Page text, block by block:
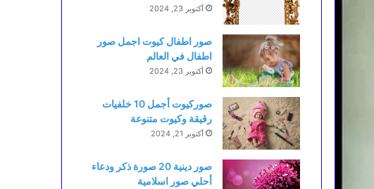
أكتوبر 23, 2024
صور اطفال كيوت اجمل صور
اطفال في العالم
أكتوبر 23, 2024
صوركيوت أجمل 10 خلفيات
رقيقة وكيوت متنوعة
أكتوبر 21, 2024
صور دينية 20 صورة ذكر ودعاء
أحلي صور اسلامية